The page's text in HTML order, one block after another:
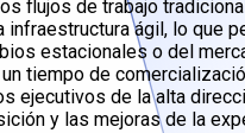
flujos de trabajo
ágil, lo que
estacionales o del
tiempo de
ejecutivos de la alta
y las mejoras de la